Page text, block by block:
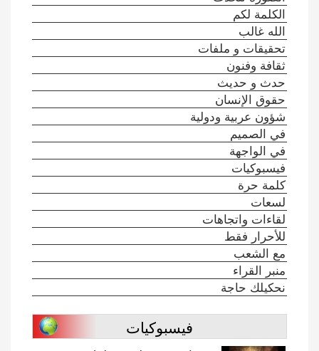
الكلمة لكم
الله غالب
تحقيقات و ملفات
ثقافة وفنون
حدث و حديث
حقوق الإنسان
شؤون عربية ودولية
في الصميم
في الواجهة
فيسبوكيات
كلمة حرة
لسعات
لقاءات واتجاهات
للأحرار فقط
مع الشعب
منبر القراء
نحكيلك حاجة
فيسبوكيات